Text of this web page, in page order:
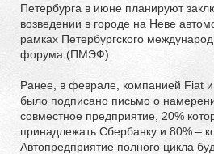
Петербурга в июне планируют
возведении в городе на Неве
рамках Петербургского
форума (ПМЭФ).
Ранее, в феврале, компанией Fiat
было подписано письмо о
совместное предприятие, 20%
принадлежать Сбербанку и 80% –
Автопредприятие полного цикла